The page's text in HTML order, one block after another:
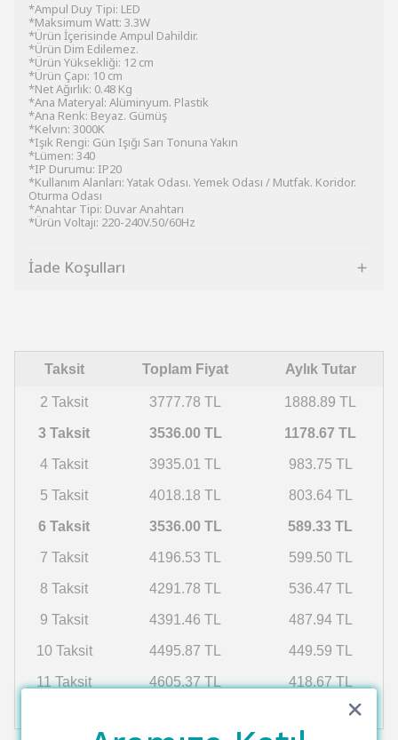
*Ampul Duy Tipi: LED
*Maksimum Watt: 3.3W
*Ürün İçerisinde Ampul Dahildir.
*Ürün Dim Edilemez.
*Ürün Yüksekliği: 12 cm
*Ürün Çapı: 10 cm
*Net Ağırlık: 0.48 Kg
*Ana Materyal: Alüminyum. Plastik
*Ana Renk: Beyaz. Gümüş
*Kelvın: 3000K
*Işık Rengi: Gün Işığı Sarı Tonuna Yakın
*Lümen: 340
*IP Durumu: IP20
*Kullanım Alanları: Yatak Odası. Yemek Odası / Mutfak. Koridor.
Oturma Odası
*Anahtar Tipi: Duvar Anahtarı
*Ürün Voltajı: 220-240V.50/60Hz
İade Koşulları
Taksit Toplam Fiyat Aylık Tutar
2 Taksit 3777.78 TL 1888.89 TL
3 Taksit 3536.00 TL 1178.67 TL
4 Taksit 3935.01 TL 983.75 TL
5 Taksit 4018.18 TL 803.64 TL
6 Taksit 3536.00 TL 589.33 TL
7 Taksit 4196.53 TL 599.50 TL
8 Taksit 4291.78 TL 536.47 TL
9 Taksit 4391.46 TL 487.94 TL
10 Taksit 4495.87 TL 449.59 TL
11 Taksit 4605.37 TL 418.67 TL
393.36 TL